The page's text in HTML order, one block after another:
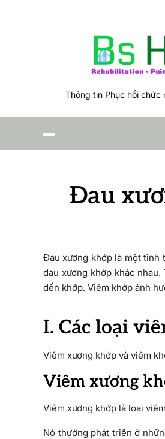
Thông tin Phục hồi chức
Đau
Đau xương khớp là một tình
đau xương khớp khác
đến khớp. Viêm khớp ảnh
I. Các loại
Viêm xương khớp và viêm
Viêm xương
Viêm xương khớp là loại
Nó thường phát triển ở